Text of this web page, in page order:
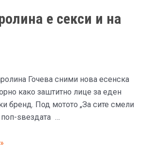
е секси и на
Гочева сними нова есенска
како заштитно лице за еден
бренд. Под мотото „За сите смели
поп-ѕвездата …